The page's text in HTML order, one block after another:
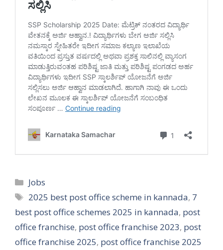
Categories
Jobs
Tags
2025 best post office scheme in kannada, 7
best post office schemes 2025 in kannada, post
office franchise, post office franchise 2023, post
office franchise 2025, post office franchise 2025